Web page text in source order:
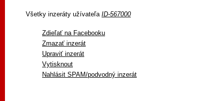
Všetky inzeráty užívateľa ID-567000
Zdieľať na Facebooku
Zmazať inzerát
Upraviť inzerát
Vytisknout
Nahlásit SPAM/podvodný inzerát